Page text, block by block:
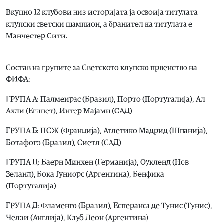
Вкупно 12 клубови низ историјата ја освоија титулата
клупски светски шампион, а бранител на титулата е
Манчестер Сити.
Состав на групите за Светското клупско првенство на
ФИФА:
ГРУПА А: Палмеирас (Бразил), Порто (Португалија), Ал
Ахли (Египет), Интер Мајами (САД)
ГРУПА Б: ПСЖ (Франција), Атлетико Мадрид (Шпанија),
Ботафого (Бразил), Сиетл (САД)
ГРУПА Ц: Баерн Минхен (Германија), Оукленд (Нов
Зеланд), Бока Јуниорс (Аргентина), Бенфика
(Португалија)
ГРУПА Д: Фламенго (Бразил), Есперанса де Тунис (Тунис),
Челзи (Англија), Клуб Леон (Аргентина)